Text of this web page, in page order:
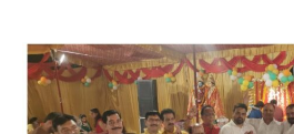
2
का बढ़ता कदम, 12 से 15
भव्य भारत व्यापार महोत्सव :
City uday